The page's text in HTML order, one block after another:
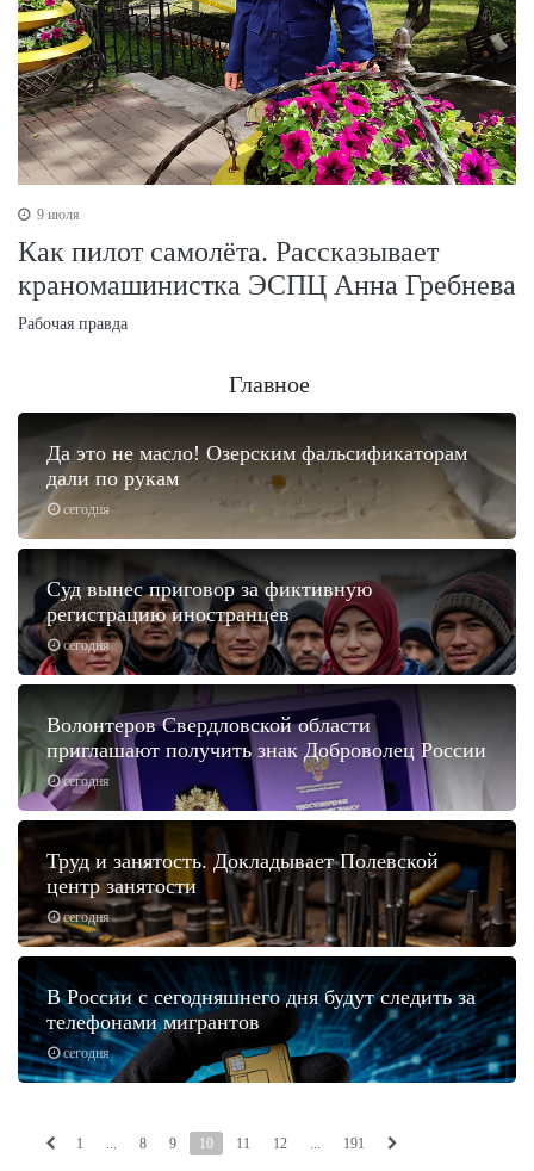
9 июля
Как пилот самолёта. Рассказывает
краномашинистка ЭСПЦ Анна Гребнева
Рабочая правда
Главное
сегодня
Да это не масло! Озерским фальсификаторам
дали по рукам
сегодня
Суд вынес приговор за фиктивную
регистрацию иностранцев
сегодня
Волонтеров Свердловской области
приглашают получить знак Доброволец России
сегодня
Труд и занятость. Докладывает Полевской
центр занятости
сегодня
В России с сегодняшнего дня будут следить за
телефонами мигрантов
1 ... 8 9 10 11 12 ... 191